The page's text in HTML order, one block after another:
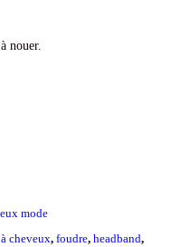
nouer.
mode
cheveux, foudre, headband,